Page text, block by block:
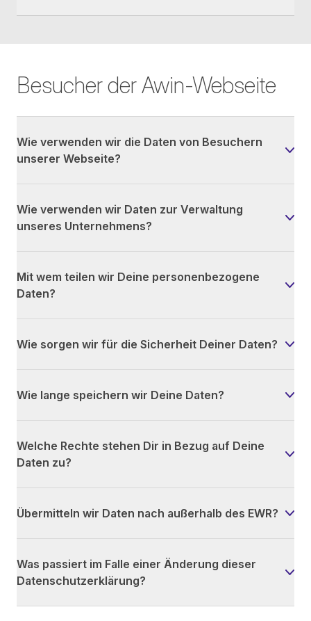
Besucher der Awin-Webseite
Wie verwenden wir die Daten von Besuchern
unserer Webseite?
Wie verwenden wir Daten zur Verwaltung
unseres Unternehmens?
Mit wem teilen wir Deine personenbezogene
Daten?
Wie sorgen wir für die Sicherheit Deiner Daten?
Wie lange speichern wir Deine Daten?
Welche Rechte stehen Dir in Bezug auf Deine
Daten zu?
Übermitteln wir Daten nach außerhalb des EWR?
Was passiert im Falle einer Änderung dieser
Datenschutzerklärung?